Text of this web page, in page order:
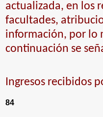
actualizada, en los
facultades,
información, por lo
continuación se
Ingresos recibidos
84